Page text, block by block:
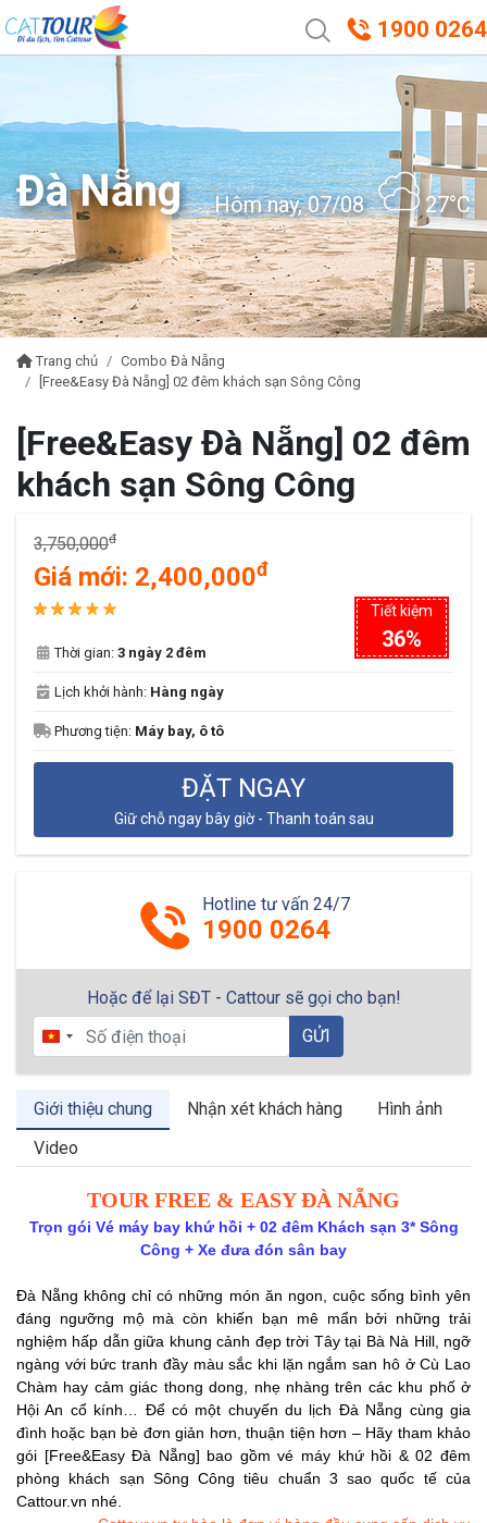
1900 0264
Đà Nẵng Hôm nay, 07/08 27°C
Trang chủ
Combo Đà Nẵng
[Free&Easy Đà Nẵng] 02 đêm khách sạn Sông Công
[Free&Easy Đà Nẵng] 02 đêm
khách sạn Sông Công
Giới thiệu chung Nhận xét khách hàng
Hình ảnh
Video
TOUR FREE & EASY ĐÀ NẴNG
Trọn gói Vé máy bay khứ hồi + 02 đêm Khách sạn 3* Sông
Công + Xe đưa đón sân bay
Đà Nẵng không chỉ có những món ăn ngon, cuộc sống bình yên
đáng ngưỡng mộ mà còn khiến bạn mê mẩn bởi những trải
nghiệm hấp dẫn giữa khung cảnh đẹp trời Tây tại Bà Nà Hill, ngỡ
ngàng với bức tranh đầy màu sắc khi lặn ngắm san hô ở Cù Lao
Chàm hay cảm giác thong dong, nhẹ nhàng trên các khu phố ở
Hội An cổ kính… Để có một chuyến du lịch Đà Nẵng cùng gia
đình hoặc bạn bè đơn giản hơn, thuận tiện hơn – Hãy tham khảo
gói [Free&Easy Đà Nẵng] bao gồm vé máy khứ hồi & 02 đêm
phòng khách sạn Sông Công tiêu chuẩn 3 sao quốc tế của
Cattour.vn nhé.
3,750,000đ
Giá mới: 2,400,000đ
Tiết kiệm
36%
Thời gian:3 ngày 2 đêm
Lịch khởi hành: Hàng ngày
Phương tiện: Máy bay, ô tô
ĐẶT NGAY
Giữ chỗ ngay bây giờ - Thanh toán sau
Hotline tư vấn 24/7
1900 0264
Hoặc để lại SĐT - Cattour sẽ gọi cho bạn!
Vietnam
GỬI